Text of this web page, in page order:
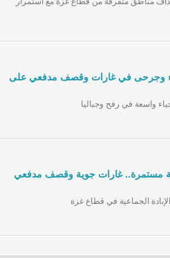
يومه الـ 231.. شهداء وجرحى في غارات وقصف مدفعي على
واسعة في رفح وجباليا
الـ230 والمذبحة مستمرة.. غارات جوية وقصف مدفعي
الجماعية في قطاع غزة